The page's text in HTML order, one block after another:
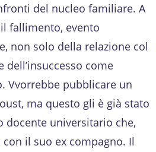
del nucleo familiare. A
fallimento, evento
non solo della relazione col
dell’insuccesso come
Vvorrebbe pubblicare un
ma questo gli è già stato
docente universitario che,
il suo ex compagno. Il